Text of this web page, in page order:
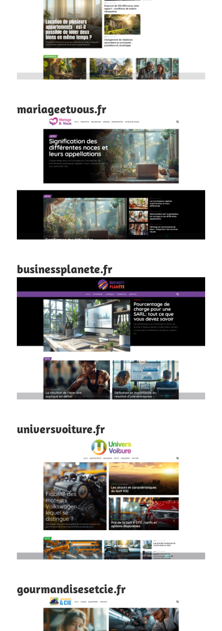
mariageetvous.fr
businessplanete.fr
universvoiture.fr
gourmandisesetcie.fr